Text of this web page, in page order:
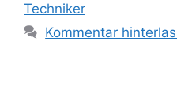
Techniker
Kommentar